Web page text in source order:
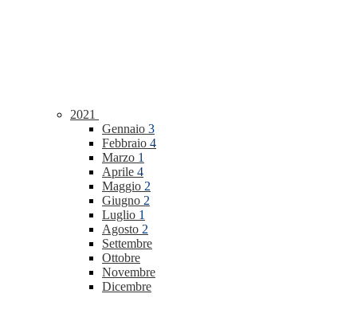
2021
Gennaio 3
Febbraio 4
Marzo 1
Aprile 4
Maggio 2
Giugno 2
Luglio 1
Agosto 2
Settembre
Ottobre
Novembre
Dicembre